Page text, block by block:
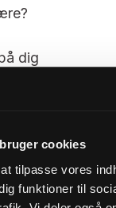
cookies
tilpasse vores
funktioner til
dig
vej, som fører
ønsker
den opstandne
og